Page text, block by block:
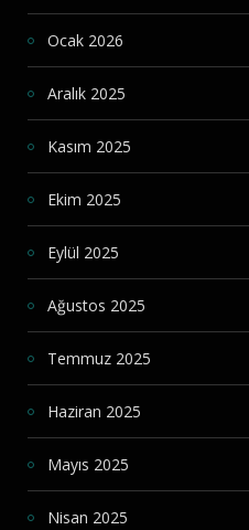
Ocak 2026
Aralık 2025
Kasım 2025
Ekim 2025
Eylül 2025
Ağustos 2025
Temmuz 2025
Haziran 2025
Mayıs 2025
Nisan 2025